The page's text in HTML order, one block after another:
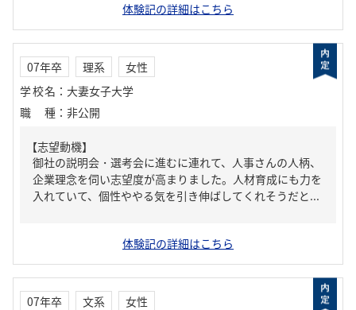
体験記の詳細はこちら
07年卒 理系
女性
学校名 ： 大妻女子大学
職種 ： 非公開
【志望動機】
御社の説明会・選考会に進むに連れて、人事さんの人柄、
企業理念を伺い志望度が高まりました。人材育成にも力を
入れていて、個性ややる気を引き伸ばしてくれそうだと...
体験記の詳細はこちら
07年卒 文系
女性